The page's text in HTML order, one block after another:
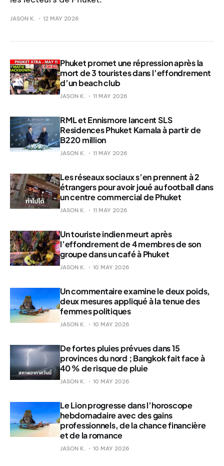
JASON K. 12 MAY 2026
Phuket promet une répression après la
mort de 3 touristes dans l’effondrement
d’un beach club
JASON K. 11 MAY 2026
RML et Ennismore lancent SLS
Residences Phuket Kamala à partir de
B220 million
JASON K. 11 MAY 2026
Les réseaux sociaux s’en prennent à 2
étrangers pour avoir joué au football dans
un centre commercial de Phuket
JASON K. 11 MAY 2026
Un touriste indien meurt après
l’effondrement de 4 membres de son
groupe dans un café à Phuket
JASON K. 10 MAY 2026
Un commentaire examine le deux poids,
deux mesures appliqué à la tenue des
femmes politiques
JASON K. 10 MAY 2026
De fortes pluies prévues dans 15
provinces du nord ; Bangkok fait face à
40 % de risque de pluie
JASON K. 10 MAY 2026
Le Lion progresse dans l’horoscope
hebdomadaire avec des gains
professionnels, de la chance financière
et de la romance
JASON K. 10 MAY 2026